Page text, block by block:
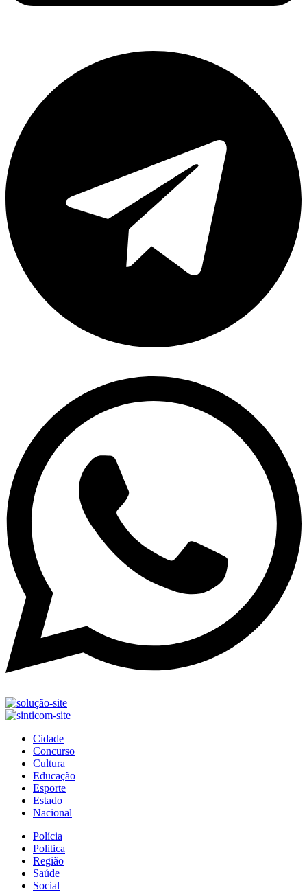
Cidade
Concurso
Cultura
Educação
Esporte
Estado
Nacional
Polícia
Politica
Região
Saúde
Social